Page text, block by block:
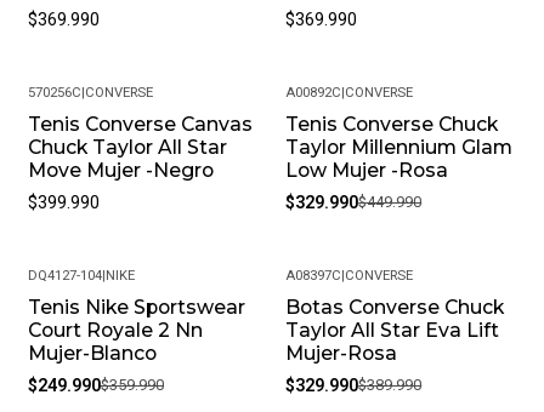
$369.990 $369.990
570256C|CONVERSE
Tenis Converse Canvas
Chuck Taylor All Star
Move Mujer -Negro
$399.990
-27%
A00892C|CONVERSE
Tenis Converse Chuck
Taylor Millennium Glam
Low Mujer -Rosa
$329.990$449.990
-31%
DQ4127-104|NIKE
Tenis Nike Sportswear
Court Royale 2 Nn
Mujer-Blanco
$249.990$359.990
-15%
A08397C|CONVERSE
Botas Converse Chuck
Taylor All Star Eva Lift
Mujer-Rosa
$329.990$389.990